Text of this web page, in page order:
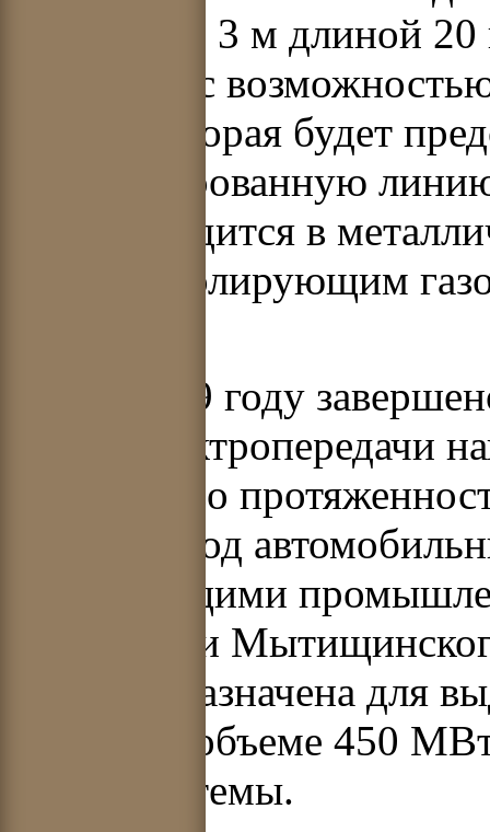
диаметром 3 м длиной
выполнен с
линии, которая будет
газоизолированную
фазы находится в
электроизолирующим
Так, в 2009 году
линии
Хлебниково
землей – под
действующими
территории
Она предназначена для
ТЭЦ-27 в объеме 450
энергосистемы.